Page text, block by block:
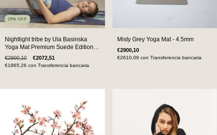
29% OFF
Nightlight tribe by Ula Basinska
Yoga Mat Premium Suede Edition -
4mm
€2900,10 €2072,51
€1865,26 con Transferencia bancaria
Misty Grey Yoga Mat - 4.5mm
€2900,10
€2610,09 con Transferencia bancaria